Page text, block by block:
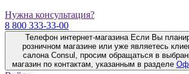
Нужна консультация?
8 800 333-33-00
Телефон интернет-магазина Если Вы
розничном магазине или уже являетесь
салона Consul, просим обращаться в
магазин по контактам, указанным в разделе